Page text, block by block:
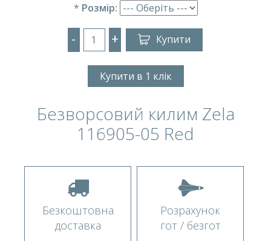
* Розмір:
- + Купити
Купити в 1 клік
Безворсовий килим Zela
116905-05 Red
Безкоштовна
доставка
Розрахунок
гот / безгот